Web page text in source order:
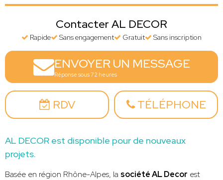
Contacter AL DECOR
Rapide Sans engagement Gratuit Sans inscription
ENVOYER UN MESSAGE
Réponse sous 72 heures
RDV TÉLÉPHONE
AL DECOR est disponible pour de nouveaux
projets.
Basée en région Rhône-Alpes, la société AL Decor est